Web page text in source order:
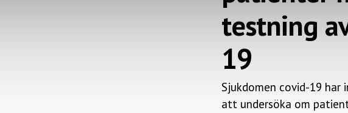
testning
19
Sjukdomen covid-19
att undersöka om